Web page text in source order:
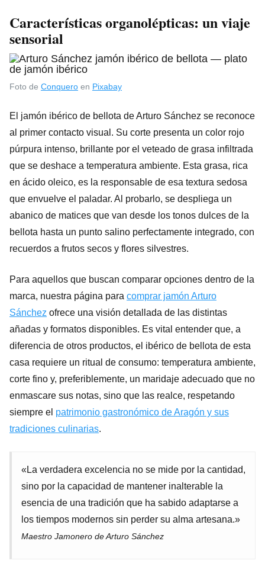
Características organolépticas: un viaje
sensorial
Foto de Conquero en Pixabay
El jamón ibérico de bellota de Arturo Sánchez se reconoce
al primer contacto visual. Su corte presenta un color rojo
púrpura intenso, brillante por el veteado de grasa infiltrada
que se deshace a temperatura ambiente. Esta grasa, rica
en ácido oleico, es la responsable de esa textura sedosa
que envuelve el paladar. Al probarlo, se despliega un
abanico de matices que van desde los tonos dulces de la
bellota hasta un punto salino perfectamente integrado, con
recuerdos a frutos secos y flores silvestres.
Para aquellos que buscan comparar opciones dentro de la
marca, nuestra página para comprar jamón Arturo
Sánchez ofrece una visión detallada de las distintas
añadas y formatos disponibles. Es vital entender que, a
diferencia de otros productos, el ibérico de bellota de esta
casa requiere un ritual de consumo: temperatura ambiente,
corte fino y, preferiblemente, un maridaje adecuado que no
enmascare sus notas, sino que las realce, respetando
siempre el patrimonio gastronómico de Aragón y sus
tradiciones culinarias.
«La verdadera excelencia no se mide por la cantidad,
sino por la capacidad de mantener inalterable la
esencia de una tradición que ha sabido adaptarse a
los tiempos modernos sin perder su alma artesana.»
Maestro Jamonero de Arturo Sánchez